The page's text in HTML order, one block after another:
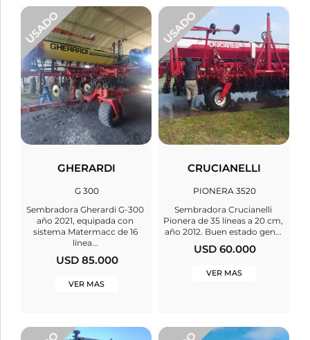
GHERARDI
G 300
Sembradora Gherardi G-300
año 2021, equipada con
sistema Matermacc de 16
línea...
USD 85.000
VER MAS
CRUCIANELLI
PIONERA 3520
Sembradora Crucianelli
Pionera de 35 líneas a 20 cm,
año 2012. Buen estado gen...
USD 60.000
VER MAS